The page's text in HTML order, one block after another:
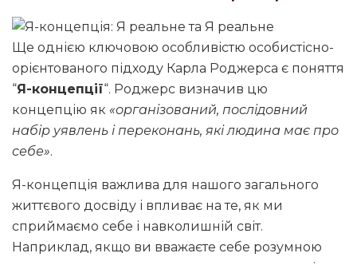
Ще однією ключовою особливістю особистісно-
орієнтованого підходу Карла Роджерса є поняття
“Я-концепції“. Роджерс визначив цю
концепцію як «організований, послідовний
набір уявлень і переконань, які людина має про
себе».
Я-концепція важлива для нашого загального
життєвого досвіду і впливає на те, як ми
сприймаємо себе і навколишній світ.
Наприклад, якщо ви вважаєте себе розумною